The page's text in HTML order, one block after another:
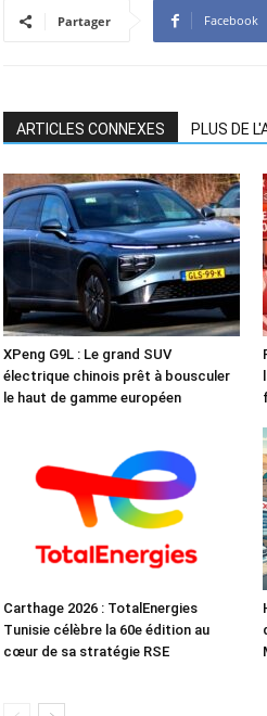
Partager Facebook
ARTICLES CONNEXES PLUS DE
XPeng G9L : Le grand SUV
électrique chinois prêt à bousculer
le haut de gamme européen
Carthage 2026 : TotalEnergies
Tunisie célèbre la 60e édition au
cœur de sa stratégie RSE